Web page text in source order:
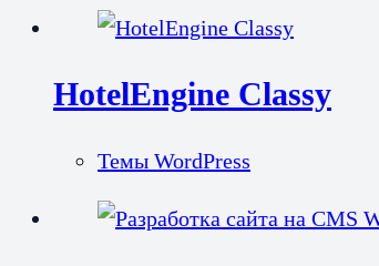
HotelEngine Classy
Темы WordPress